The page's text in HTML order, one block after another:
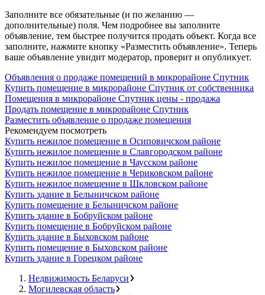
Заполните все обязательные (и по желанию —
дополнительные) поля. Чем подробнее вы заполните
объявление, тем быстрее получится продать объект. Когда все
заполните, нажмите кнопку «Разместить объявление». Теперь
ваше объявление увидит модератор, проверит и опубликует.
Объявления о продаже помещений в микрорайоне Спутник
Купить помещение в микрорайоне Спутник от собственника
Помещения в микрорайоне Спутник цены - продажа
Продать помещение в микрорайоне Спутник
Разместить объявление о продаже помещения
Рекомендуем посмотреть
Купить нежилое помещение в Осиповичском районе
Купить нежилое помещение в Славгородском районе
Купить нежилое помещение в Чаусском районе
Купить нежилое помещение в Чериковском районе
Купить нежилое помещение в Шкловском районе
Купить здание в Белыничском районе
Купить помещение в Белыничском районе
Купить здание в Бобруйском районе
Купить помещение в Бобруйском районе
Купить здание в Быховском районе
Купить помещение в Быховском районе
Купить здание в Горецком районе
Недвижимость Беларуси
Могилевская область